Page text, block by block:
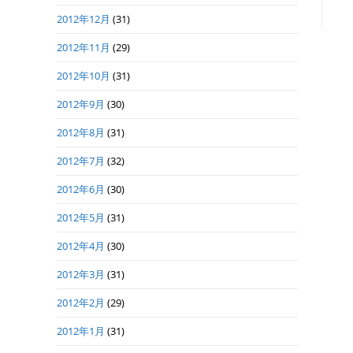
2012年12月 (31)
2012年11月 (29)
2012年10月 (31)
2012年9月 (30)
2012年8月 (31)
2012年7月 (32)
2012年6月 (30)
2012年5月 (31)
2012年4月 (30)
2012年3月 (31)
2012年2月 (29)
2012年1月 (31)